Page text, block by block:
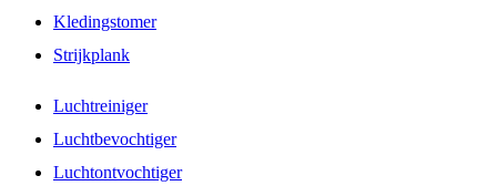
Kledingstomer
Strijkplank
Luchtreiniger
Luchtbevochtiger
Luchtontvochtiger